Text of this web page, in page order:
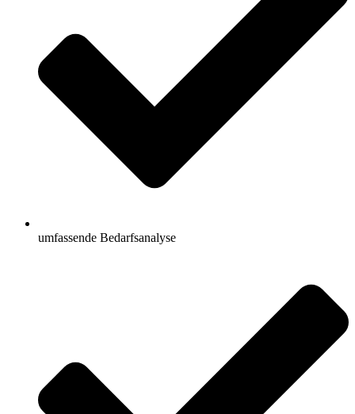
umfassende Bedarfsanalyse